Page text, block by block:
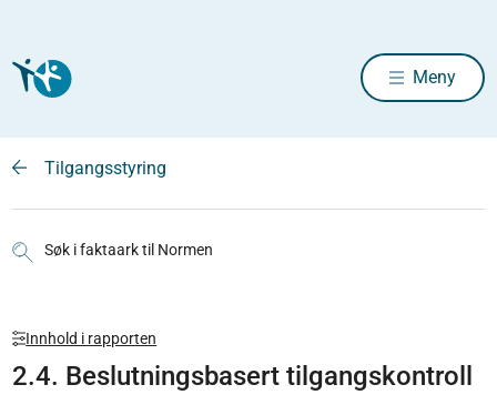
Meny
Tilgangsstyring
Søk i faktaark til Normen
Innhold i rapporten
2.4. Beslutningsbasert tilgangskontroll